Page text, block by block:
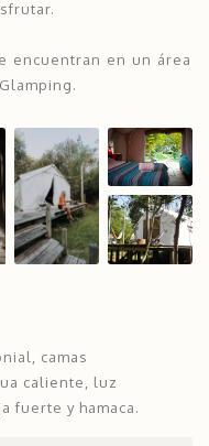
encuentran en un área
camas
caliente, luz
fuerte y hamaca.